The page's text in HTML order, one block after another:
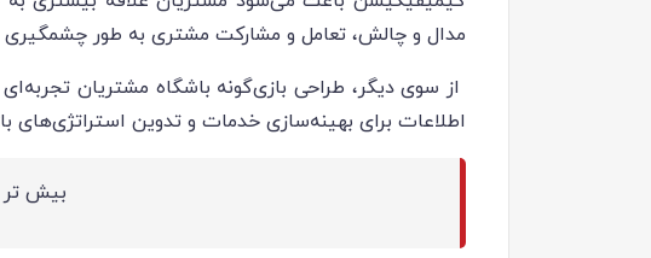
مدال و چالش، تعامل و مشارکت مشتری به طور چشمگیری
از سوی دیگر، طراحی بازی‌گونه باشگاه مشتریان
اطلاعات برای بهینه‌سازی خدمات و تدوین استراتژی‌های
بیش تر